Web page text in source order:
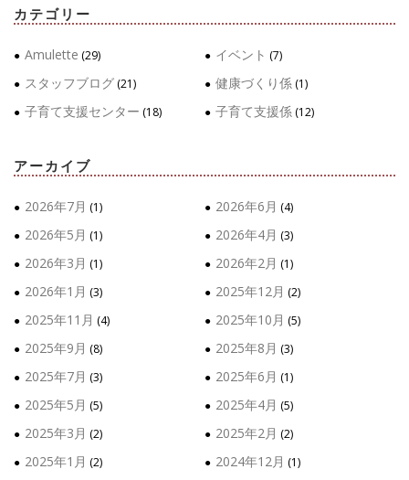
カテゴリー
Amulette (29) イベント (7)
スタッフブログ (21) 健康づくり係 (1)
子育て支援センター (18) 子育て支援係 (12)
アーカイブ
2026年7月 (1) 2026年6月 (4)
2026年5月 (1) 2026年4月 (3)
2026年3月 (1) 2026年2月 (1)
2026年1月 (3) 2025年12月 (2)
2025年11月 (4) 2025年10月 (5)
2025年9月 (8) 2025年8月 (3)
2025年7月 (3) 2025年6月 (1)
2025年5月 (5) 2025年4月 (5)
2025年3月 (2) 2025年2月 (2)
2025年1月 (2) 2024年12月 (1)